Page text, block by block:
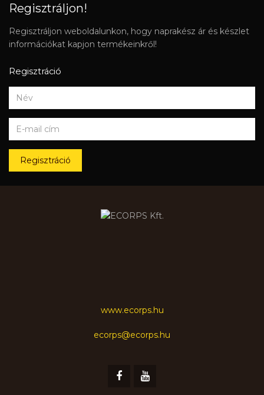
Regisztráljon!
Regisztráljon weboldalunkon, hogy naprakész ár és készlet
információkat kapjon termékeinkről!
Regisztráció
Regisztráció
www.ecorps.hu
ecorps@ecorps.hu